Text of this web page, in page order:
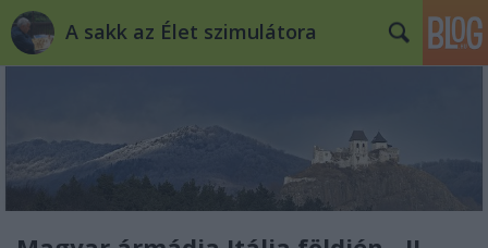
A sakk az Élet szimulátora